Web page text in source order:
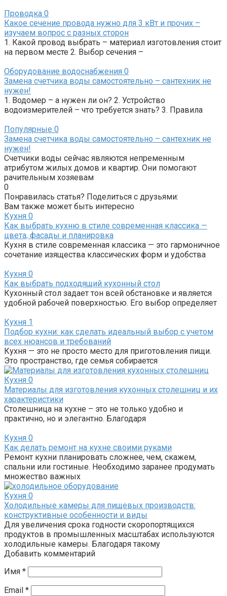
Проводка 0
Какое сечение провода нужно для 3 кВт и прочих –
изучаем вопрос с разных сторон
1. Какой провод выбрать – материал изготовления стоит
на первом месте 2. Выбор сечения –
Оборудование водоснабжения 0
Замена счетчика воды самостоятельно – сантехник не
нужен!
1. Водомер – а нужен ли он? 2. Устройство
водоизмерителей – что требуется знать? 3. Правила
Популярные 0
Замена счетчика воды самостоятельно – сантехник не
нужен!
Счетчики воды сейчас являются непременным
атрибутом жилых домов и квартир. Они помогают
рачительным хозяевам
0
Понравилась статья? Поделиться с друзьями:
Вам также может быть интересно
Кухня 0
Как выбрать кухню в стиле современная классика —
цвета, фасады и планировка
Кухня в стиле современная классика — это гармоничное
сочетание изящества классических форм и удобства
Кухня 0
Как выбрать подходящий кухонный стол
Кухонный стол задает тон всей обстановке и является
удобной рабочей поверхностью. Его выбор определяет
Кухня 1
Подбор кухни: как сделать идеальный выбор с учетом
всех нюансов и требований
Кухня — это не просто место для приготовления пищи.
Это пространство, где семья собирается
Кухня 0
Материалы для изготовления кухонных столешниц и их
характеристики
Столешница на кухне – это не только удобно и
практично, но и элегантно. Благодаря
Кухня 0
Как делать ремонт на кухне своими руками
Ремонт кухни планировать сложнее, чем, скажем,
спальни или гостиные. Необходимо заранее продумать
множество важных
Кухня 0
Холодильные камеры для пищевых производств:
конструктивные особенности и виды
Для увеличения срока годности скоропортящихся
продуктов в промышленных масштабах используются
холодильные камеры. Благодаря такому
Добавить комментарий
Имя *
Email *